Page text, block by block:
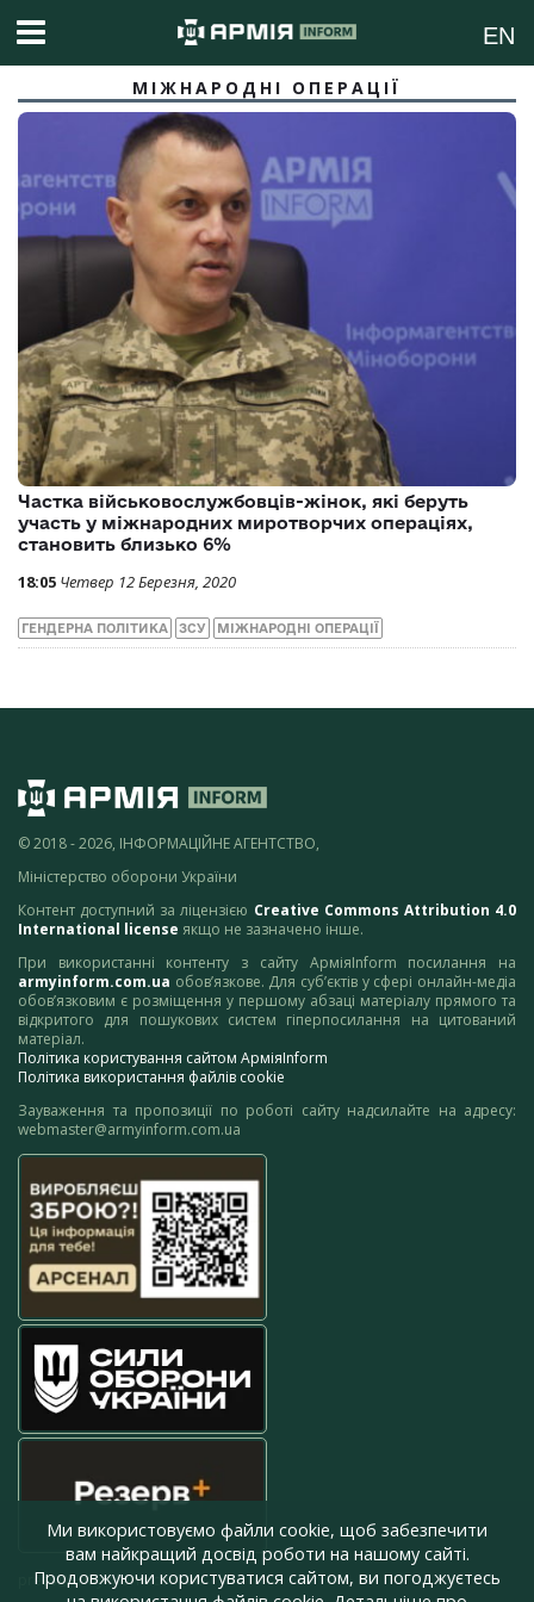
EN
МІЖНАРОДНІ ОПЕРАЦІЇ
Частка військовослужбовців-жінок, які беруть
участь у міжнародних миротворчих операціях,
становить близько 6%
18:05 Четвер 12 Березня, 2020
ГЕНДЕРНА ПОЛІТИКА ЗСУ МІЖНАРОДНІ ОПЕРАЦІЇ
© 2018 - 2026, ІНФОРМАЦІЙНЕ АГЕНТСТВО,
Міністерство оборони України
Контент доступний за ліцензією Creative Commons Attribution 4.0
International license якщо не зазначено інше.
При використанні контенту з сайту АрміяInform посилання на
armyinform.com.ua обов’язкове. Для суб’єктів у сфері онлайн-медіа
обов’язковим є розміщення у першому абзаці матеріалу прямого та
відкритого для пошукових систем гіперпосилання на цитований
матеріал.
Політика користування сайтом АрміяInform
Політика використання файлів cookie
Зауваження та пропозиції по роботі сайту надсилайте на адресу:
webmaster@armyinform.com.ua
press@armyinform.com.ua
Ми використовуємо файли cookie, щоб забезпечити
вам найкращий досвід роботи на нашому сайті.
Продовжуючи користуватися сайтом, ви погоджуєтесь